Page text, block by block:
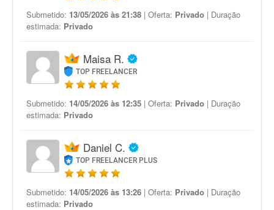
Submetido: 13/05/2026 às 21:38 | Oferta: Privado | Duração
estimada: Privado
Maisa R.
TOP FREELANCER
Submetido: 14/05/2026 às 12:35 | Oferta: Privado | Duração
estimada: Privado
Daniel C.
TOP FREELANCER PLUS
Submetido: 14/05/2026 às 13:26 | Oferta: Privado | Duração
estimada: Privado